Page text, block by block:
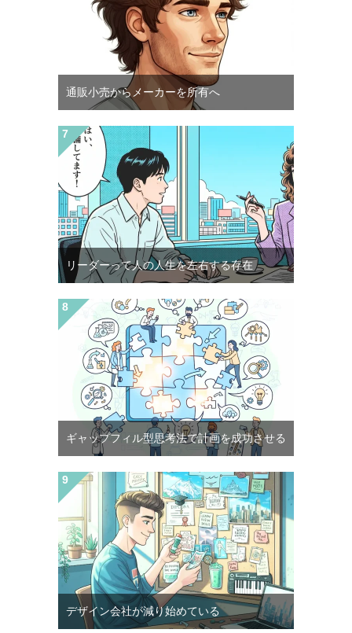
通販小売からメーカーを所有へ
リーダーって人の人生を左右する存在
ギャップフィル型思考法で計画を成功させる
デザイン会社が減り始めている